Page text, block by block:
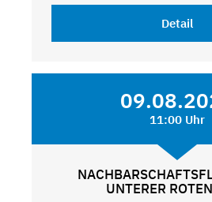
Detail
11:00 Uhr
UNTERER